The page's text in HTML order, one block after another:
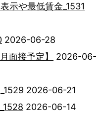
示や最低賃金_1531
2026-06-28
面接予定】
2026-06-
2026-06-21
2026-06-14